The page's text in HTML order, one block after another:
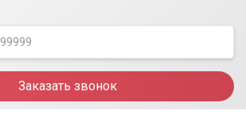
Заказать звонок